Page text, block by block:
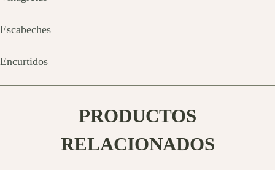
Escabeches
Encurtidos
PRODUCTOS
RELACIONADOS